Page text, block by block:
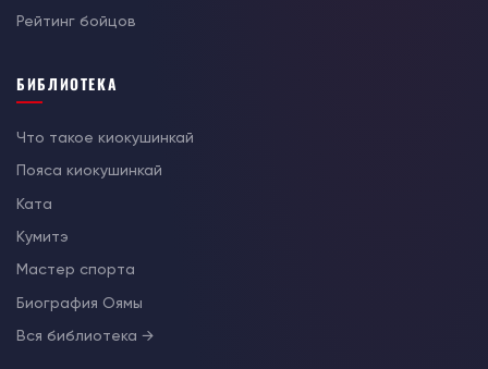
Рейтинг бойцов
БИБЛИОТЕКА
Что такое киокушинкай
Пояса киокушинкай
Ката
Кумитэ
Мастер спорта
Биография Оямы
Вся библиотека →